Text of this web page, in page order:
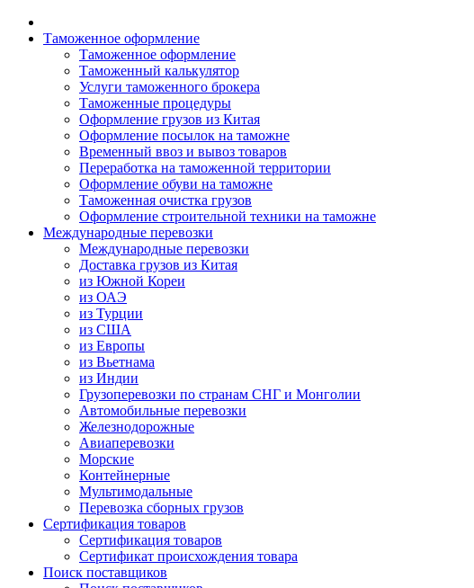
Таможенное оформление
Таможенное оформление
Таможенный калькулятор
Услуги таможенного брокера
Таможенные процедуры
Оформление грузов из Китая
Оформление посылок на таможне
Временный ввоз и вывоз товаров
Переработка на таможенной территории
Оформление обуви на таможне
Таможенная очистка грузов
Оформление строительной техники на таможне
Международные перевозки
Международные перевозки
Доставка грузов из Китая
из Южной Кореи
из ОАЭ
из Турции
из США
из Европы
из Вьетнама
из Индии
Грузоперевозки по странам СНГ и Монголии
Автомобильные перевозки
Железнодорожные
Авиаперевозки
Морские
Контейнерные
Мультимодальные
Перевозка сборных грузов
Сертификация товаров
Сертификация товаров
Сертификат происхождения товара
Поиск поставщиков